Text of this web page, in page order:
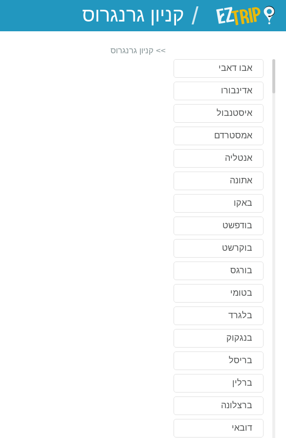
EZTrip
/
אבו דאבי
אדינבורו
איסטנבול
אמסטרדם
אנטליה
אתונה
באקו
בודפשט
בוקרשט
בורגס
בטומי
בלגרד
בנגקוק
בריסל
ברלין
ברצלונה
דובאי
>> קניון גרנגרוס